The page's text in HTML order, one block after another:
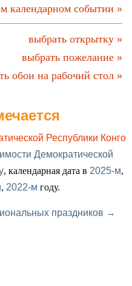
календарном событии »
выбрать открытку »
выбрать пожелание »
обои на рабочий стол »
Республики Конго
Демократической
, календарная дата в 2025-м,
, 2022-м году.
праздников →